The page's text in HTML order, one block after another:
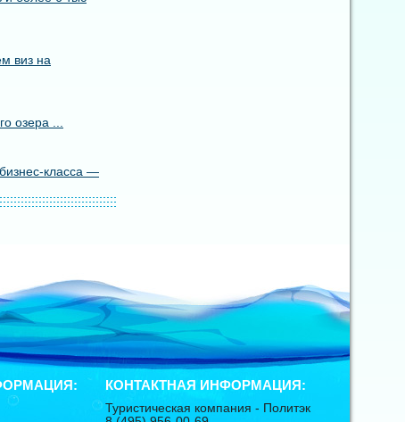
виз на
озера ...
класса —
КОНТАКТНАЯ ИНФОРМАЦИЯ:
Туристическая компания - Политэк